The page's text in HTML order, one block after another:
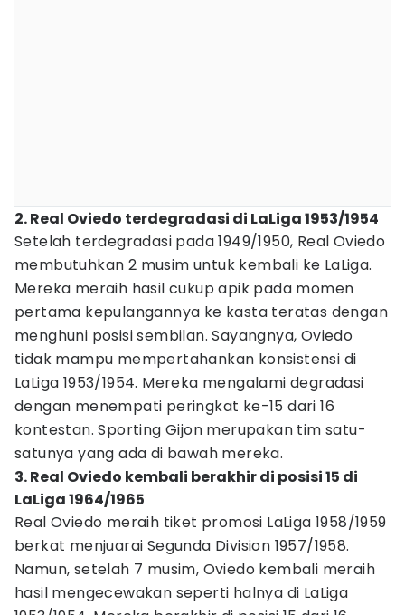
2. Real Oviedo terdegradasi di LaLiga 1953/1954
Setelah terdegradasi pada 1949/1950, Real Oviedo
membutuhkan 2 musim untuk kembali ke LaLiga.
Mereka meraih hasil cukup apik pada momen
pertama kepulangannya ke kasta teratas dengan
menghuni posisi sembilan. Sayangnya, Oviedo
tidak mampu mempertahankan konsistensi di
LaLiga 1953/1954. Mereka mengalami degradasi
dengan menempati peringkat ke-15 dari 16
kontestan. Sporting Gijon merupakan tim satu-
satunya yang ada di bawah mereka.
3. Real Oviedo kembali berakhir di posisi 15 di
LaLiga 1964/1965
Real Oviedo meraih tiket promosi LaLiga 1958/1959
berkat menjuarai Segunda Division 1957/1958.
Namun, setelah 7 musim, Oviedo kembali meraih
hasil mengecewakan seperti halnya di LaLiga